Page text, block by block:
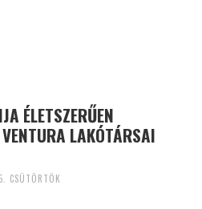
ÉLETSZERŰEN
LAKÓTÁRSAI
CSÜTÖRTÖK